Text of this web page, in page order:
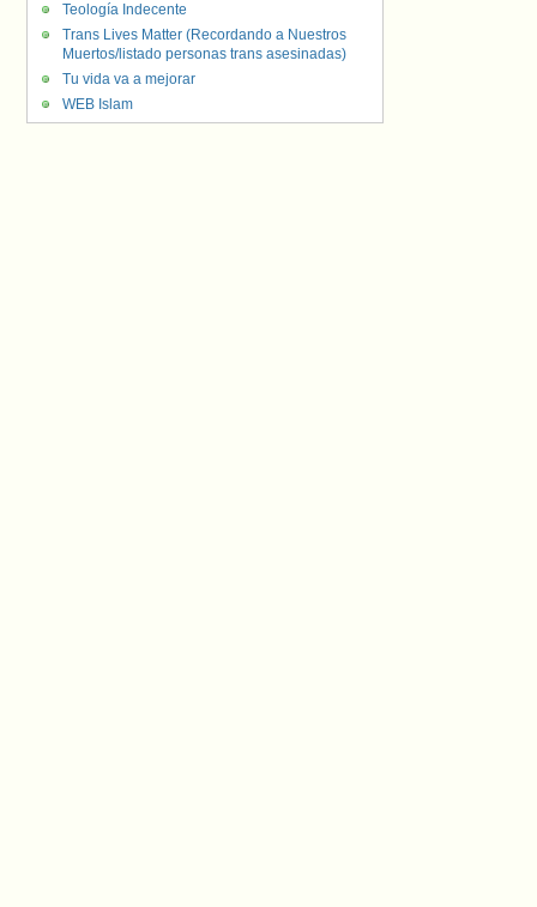
Teología Indecente
Trans Lives Matter (Recordando a Nuestros
Muertos/listado personas trans asesinadas)
Tu vida va a mejorar
WEB Islam